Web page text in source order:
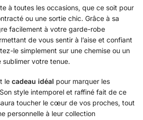
à toutes les occasions, que ce soit pour
ou une sortie chic. Grâce à sa
facilement à votre garde-robe
de vous sentir à l’aise et confiant
le simplement sur une chemise ou un
votre tenue.
le cadeau idéal pour marquer les
style intemporel et raffiné fait de ce
toucher le cœur de vos proches, tout
personnelle à leur collection